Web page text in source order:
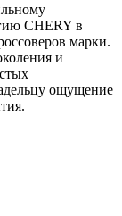
CHERY в
марки.
и
ощущение